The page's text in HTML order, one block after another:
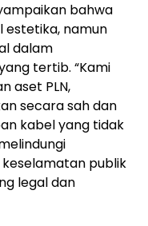
bahwa
estetika, namun
dalam
tertib. “Kami
aset PLN,
secara sah dan
kabel yang tidak
publik
legal dan